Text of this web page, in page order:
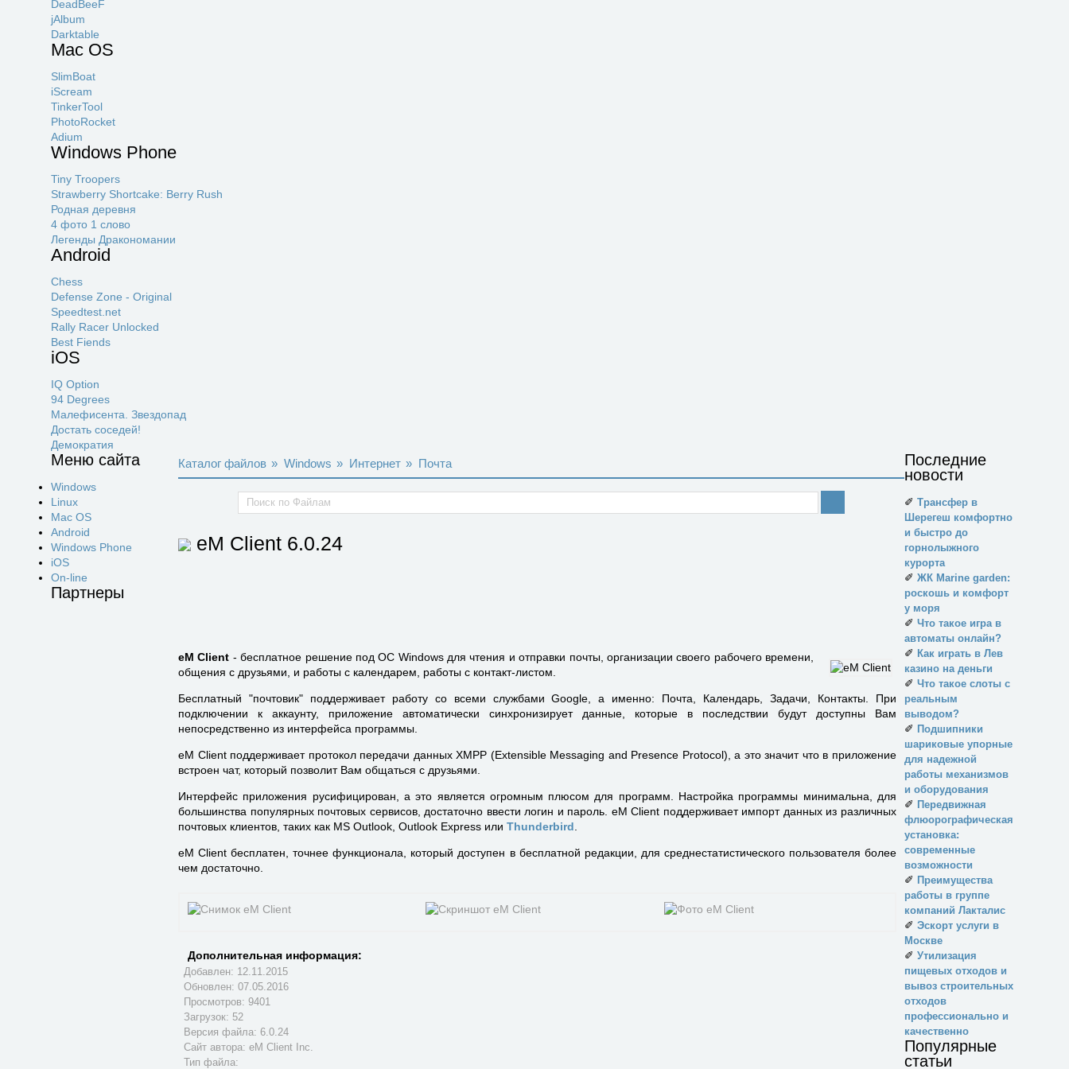
DeadBeeF
jAlbum
Darktable
Mac OS
SlimBoat
iScream
TinkerTool
PhotoRocket
Adium
Windows Phone
Tiny Troopers
Strawberry Shortcake: Berry Rush
Родная деревня
4 фото 1 слово
Легенды Дракономании
Android
Chess
Defense Zone - Original
Speedtest.net
Rally Racer Unlocked
Best Fiends
iOS
IQ Option
94 Degrees
Малефисента. Звездопад
Достать соседей!
Демократия
Меню сайта
Windows
Linux
Mac OS
Android
Windows Phone
iOS
On-line
Партнеры
Каталог файлов » Windows » Интернет » Почта
eM Client 6.0.24
eM Client - бесплатное решение под ОС Windows для чтения и отправки почты, организации своего рабочего времени,
общения с друзьями, и работы с календарем, работы с контакт-листом.
Бесплатный "почтовик" поддерживает работу со всеми службами Google, а именно: Почта, Календарь, Задачи, Контакты. При
подключении к аккаунту, приложение автоматически синхронизирует данные, которые в последствии будут доступны Вам
непосредственно из интерфейса программы.
eM Client поддерживает протокол передачи данных XMPP (Extensible Messaging and Presence Protocol), а это значит что в приложение
встроен чат, который позволит Вам общаться с друзьями.
Интерфейс приложения русифицирован, а это является огромным плюсом для программ. Настройка программы минимальна, для
большинства популярных почтовых сервисов, достаточно ввести логин и пароль. eM Client поддерживает импорт данных из различных
почтовых клиентов, таких как MS Outlook, Outlook Express или Thunderbird
eM Client бесплатен, точнее функционала, который доступен в бесплатной редакции, для среднестатистического пользователя более
чем достаточно.
Дополнительная информация:
Добавлен: 12.11.2015
Обновлен: 07.05.2016
Просмотров: 9401
Загрузок: 52
Версия файла: 6.0.24
Сайт автора: eM Client Inc.
Тип файла:
Последние
новости
✐ Трансфер в
Шерегеш комфортно
и быстро до
горнолыжного
курорта
✐ ЖК Marine garden:
роскошь и комфорт
у моря
✐ Что такое игра в
автоматы онлайн?
✐ Как играть в Лев
казино на деньги
✐ Что такое слоты с
реальным
выводом?
✐ Подшипники
шариковые упорные
для надежной
работы механизмов
и оборудования
✐ Передвижная
флюорографическая
установка:
современные
возможности
✐ Преимущества
работы в группе
компаний Лакталис
✐ Эскорт услуги в
Москве
✐ Утилизация
пищевых отходов и
вывоз строительных
отходов
профессионально и
качественно
Популярные
статьи